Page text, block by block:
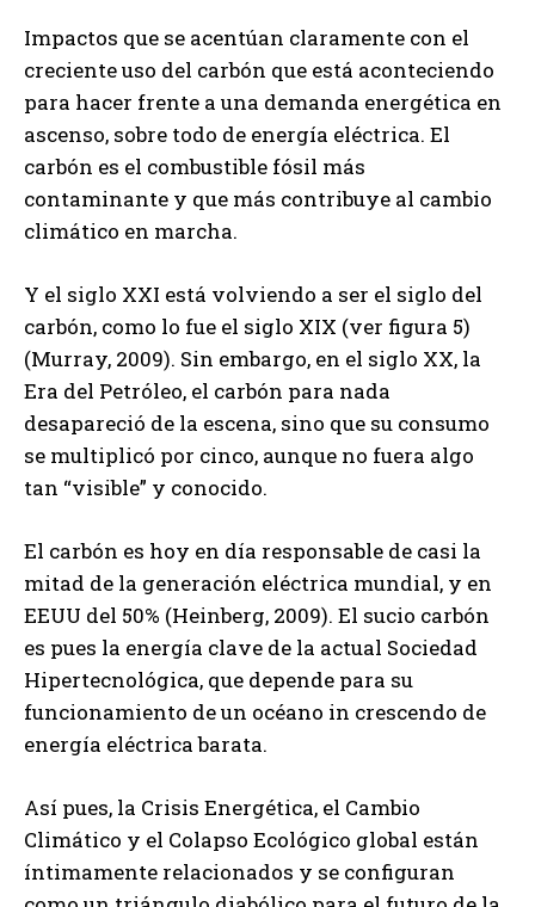
Impactos que se acentúan claramente con el
creciente uso del carbón que está aconteciendo
para hacer frente a una demanda energética en
ascenso, sobre todo de energía eléctrica. El
carbón es el combustible fósil más
contaminante y que más contribuye al cambio
climático en marcha.
Y el siglo XXI está volviendo a ser el siglo del
carbón, como lo fue el siglo XIX (ver figura 5)
(Murray, 2009). Sin embargo, en el siglo XX, la
Era del Petróleo, el carbón para nada
desapareció de la escena, sino que su consumo
se multiplicó por cinco, aunque no fuera algo
tan “visible” y conocido.
El carbón es hoy en día responsable de casi la
mitad de la generación eléctrica mundial, y en
EEUU del 50% (Heinberg, 2009). El sucio carbón
es pues la energía clave de la actual Sociedad
Hipertecnológica, que depende para su
funcionamiento de un océano in crescendo de
energía eléctrica barata.
Así pues, la Crisis Energética, el Cambio
Climático y el Colapso Ecológico global están
íntimamente relacionados y se configuran